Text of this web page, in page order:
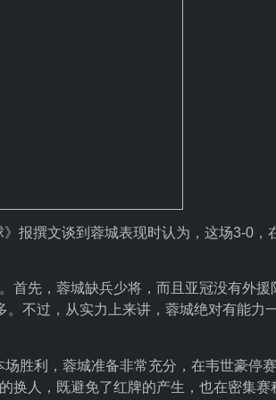
报撰文谈到蓉城表现时认为，这场3-0，
首先，蓉城缺兵少将，而且亚冠没有外援
。不过，从实力上来讲，蓉城绝对有能力
胜利，蓉城准备非常充分，在韦世豪停赛
换人，既避免了红牌的产生，也在密集赛